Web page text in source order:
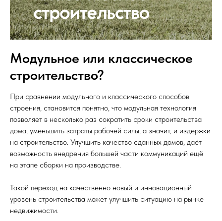
Модульное или классическое
строительство?
При сравнении модульного и классического способов
строения, становится понятно, что модульная технология
позволяет в несколько раз сократить сроки строительства
дома, уменьшить затраты рабочей силы, а значит, и издержки
на строительство. Улучшить качество сданных домов, даёт
возможность внедрения большей части коммуникаций ещё
на этапе сборки на производстве.
Такой переход на качественно новый и инновационный
уровень строительства может улучшить ситуацию на рынке
недвижимости.